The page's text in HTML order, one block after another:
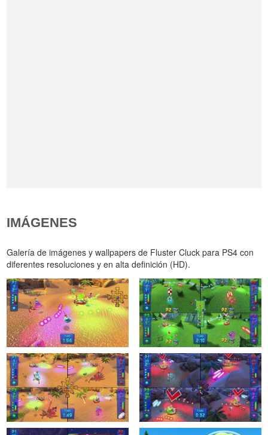
IMÁGENES
Galería de imágenes y wallpapers de Fluster Cluck para PS4 con
diferentes resoluciones y en alta definición (HD).